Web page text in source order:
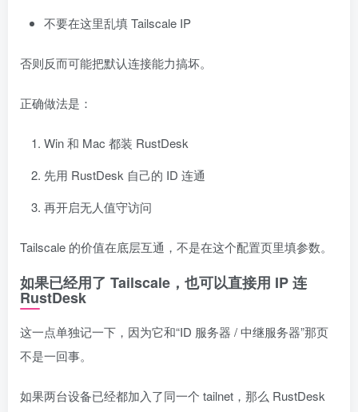
不要在这里乱填 Tailscale IP
否则反而可能把默认连接能力搞坏。
正确做法是：
Win 和 Mac 都装 RustDesk
先用 RustDesk 自己的 ID 连通
再开启无人值守访问
Tailscale 的价值在底层互通，不是在这个配置页里填参数。
如果已经用了 Tailscale，也可以直接用 IP 连
RustDesk
这一点单独记一下，因为它和“ID 服务器 / 中继服务器”那页
不是一回事。
如果两台设备已经都加入了同一个 tailnet，那么 RustDesk